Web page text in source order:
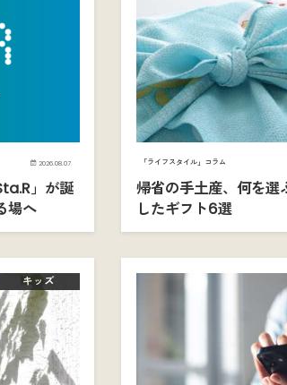
2026.08.07
」が誕
場へ
「ライフスタイル」コラム
帰省の手土産、何を選
したギフト6選
キッズ